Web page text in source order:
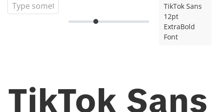
TikTok Sans
12pt
ExtraBold
Font
TikTok Sans